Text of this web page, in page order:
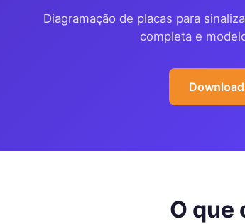
Diagramação de placas para
completa e
O que